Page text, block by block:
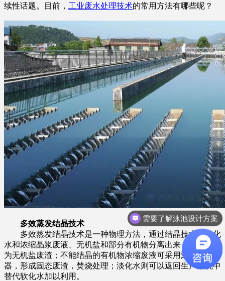
续性话题。目前， 工业废水处理技术的常用方法有哪些呢？
多效蒸发结晶技术
多效蒸发结晶技术是一种物理方法，通过结晶技术将淡化
水和浓缩晶浆废液、无机盐和部分有机物分离出来，焚烧处理
为无机盐废渣；不能结晶的有机物浓缩废液可采用滚筒蒸发
器，形成固态废渣，焚烧处理；淡化水则可以返回生产系统中
替代软化水加以利用。
需要了解泳池设计方案
咨询泳池设备价格